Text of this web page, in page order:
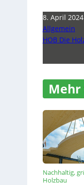
8. April 2024
Allgemein
HOB Die
Mehr
Nachhaltig,
Holzbau